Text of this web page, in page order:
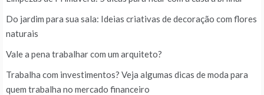
Do jardim para sua sala: Ideias criativas de decoração com flores
naturais
Vale a pena trabalhar com um arquiteto?
Trabalha com investimentos? Veja algumas dicas de moda para
quem trabalha no mercado financeiro